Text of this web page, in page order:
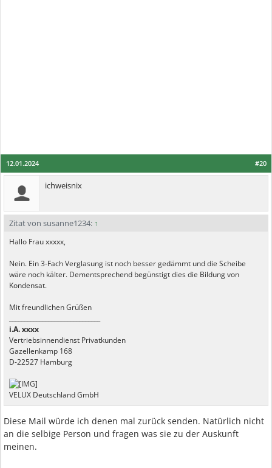
#20
12.01.2024
ichweisnix
Zitat von susanne1234: ↑
Hallo Frau xxxxx,
Nein. Ein 3-Fach Verglasung ist noch besser gedämmt und die Scheibe
wäre noch kälter. Dementsprechend begünstigt dies die Bildung von
Kondensat.
Mit freundlichen Grüßen
i.A. xxxx
Vertriebsinnendienst Privatkunden
Gazellenkamp 168
D-22527 Hamburg
VELUX Deutschland GmbH
Diese Mail würde ich denen mal zurück senden. Natürlich nicht
an die selbige Person und fragen was sie zu der Auskunft
meinen.